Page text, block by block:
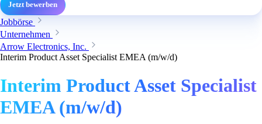
Jetzt bewerben
Jobbörse
Unternehmen
Arrow Electronics, Inc.
Interim Product Asset Specialist EMEA (m/w/d)
Interim Product Asset Specialist
EMEA (m/w/d)